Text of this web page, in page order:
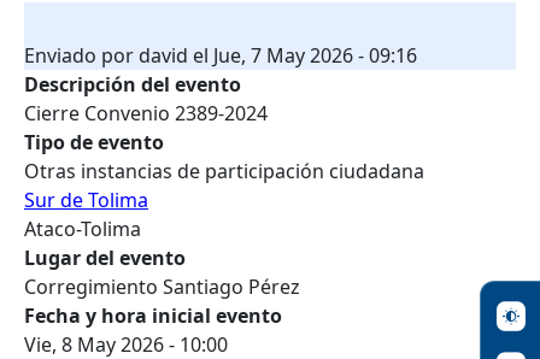
Enviado pordavid el Jue, 7 May 2026 - 09:16
Descripción del evento
Cierre Convenio 2389-2024
Tipo de evento
Otras instancias de participación ciudadana
Sur de Tolima
Ataco-Tolima
Lugar del evento
Corregimiento Santiago Pérez
Fecha y hora inicial evento
Vie, 8 May 2026 - 10:00